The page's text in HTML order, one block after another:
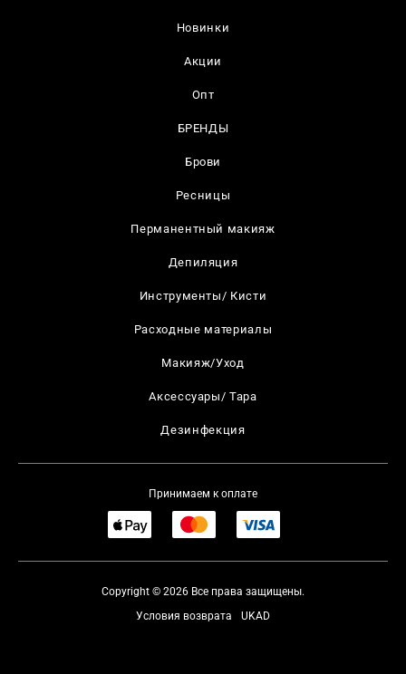
Новинки
Акции
Опт
БРЕНДЫ
Брови
Ресницы
Перманентный макияж
Депиляция
Инструменты/ Кисти
Расходные материалы
Макияж/Уход
Аксессуары/ Тара
Дезинфекция
Принимаем к оплате
Copyright © 2026 Все права защищены.
UKAD
Условия возврата